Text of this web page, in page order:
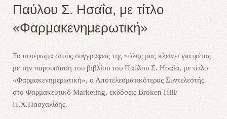
Παύλου Σ. Ησαΐα, με τίτλο
«Φαρμακενημερωτική»
Το αφιέρωμα στους συγγραφείς της πόλης μας κλείνει για φέτος
με την παρουσίαση του βιβλίου του Παύλου Σ. Ησαΐα, με τίτλο
«Φαρμακενημερωτική», ο Αποτελεσματικότερος Συντελεστής
στο Φαρμακευτικό Marketing, εκδόσεις Broken Hill/
Π.Χ.Πασχαλίδης.